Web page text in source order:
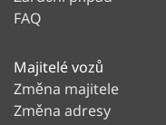
FAQ
Majitelé vozů
Změna majitele
Změna adresy